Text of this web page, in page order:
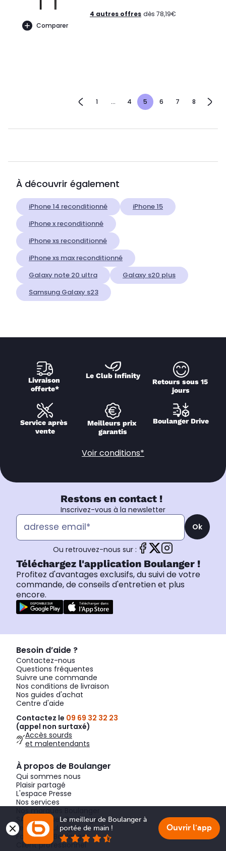
Comparer
4 autres offres dès 78,19€
1 ... 4 5 6 7 8
À découvrir également
iPhone 14 reconditionné
iPhone 15
iPhone x reconditionné
iPhone xs reconditionné
iPhone xs max reconditionné
Galaxy note 20 ultra
Galaxy s20 plus
Samsung Galaxy s23
Livraison
offerte*
Le Club Infinity
Retours sous 15
jours
Service après
vente
Meilleurs prix
garantis
Boulanger Drive
Voir conditions*
Restons en contact !
Inscrivez-vous à la newsletter
Ok
Ou retrouvez-nous sur :
Téléchargez l'application Boulanger !
Profitez d'avantages exclusifs, du suivi de votre
commande, de conseils d'entretien et plus
encore.
Besoin d’aide ?
Contactez-nous
Questions fréquentes
Suivre une commande
Nos conditions de livraison
Nos guides d'achat
Centre d'aide
Contactez le 09 69 32 32 23
(appel non surtaxé)
Accès sourds
et malentendants
À propos de Boulanger
Qui sommes nous
Plaisir partagé
L'espace Presse
Nos services
SAV marques Boulanger
Le Club Boulanger
Fondation Boulanger
Client professionnel
Le meilleur de Boulanger à
portée de main !
Ouvrir l'app